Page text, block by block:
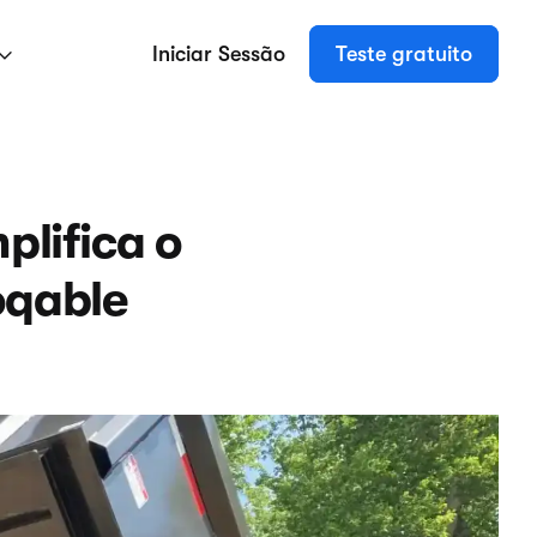
Iniciar Sessão Teste gratuito
o